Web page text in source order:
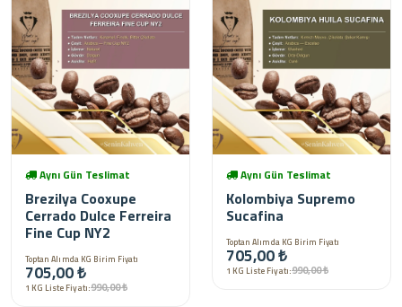
Aynı Gün Teslimat
Brezilya Cooxupe
Cerrado Dulce Ferreira
Fine Cup NY2
Toptan Alımda KG Birim Fiyatı
705,00 ₺
1 KG Liste Fiyatı:990,00 ₺
Aynı Gün Teslimat
Kolombiya Supremo
Sucafina
Toptan Alımda KG Birim Fiyatı
705,00 ₺
1 KG Liste Fiyatı:990,00 ₺